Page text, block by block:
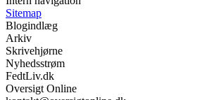
Sitemap
Blogindlæg
Arkiv
Skrivehjørne
Nyhedsstrøm
FedtLiv.dk
Oversigt Online